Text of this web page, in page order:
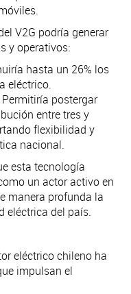
V2G podría generar
y operativos:
hasta un 26% los
eléctrico.
Permitiría postergar
entre tres y
flexibilidad y
nacional.
esta tecnología
un actor activo en
manera profunda la
eléctrica del país.
eléctrico chileno ha
impulsan el